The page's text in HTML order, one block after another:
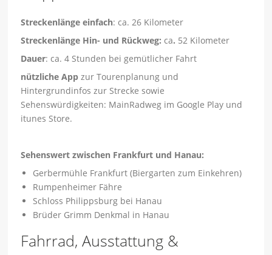
Streckenlänge einfach: ca. 26 Kilometer
Streckenlänge Hin- und Rückweg: ca. 52 Kilometer
Dauer: ca. 4 Stunden bei gemütlicher Fahrt
nützliche App zur Tourenplanung und
Hintergrundinfos zur Strecke sowie
Sehenswürdigkeiten: MainRadweg im Google Play und
itunes Store.
Sehenswert zwischen Frankfurt und Hanau:
Gerbermühle Frankfurt (Biergarten zum Einkehren)
Rumpenheimer Fähre
Schloss Philippsburg bei Hanau
Brüder Grimm Denkmal in Hanau
Fahrrad, Ausstattung &